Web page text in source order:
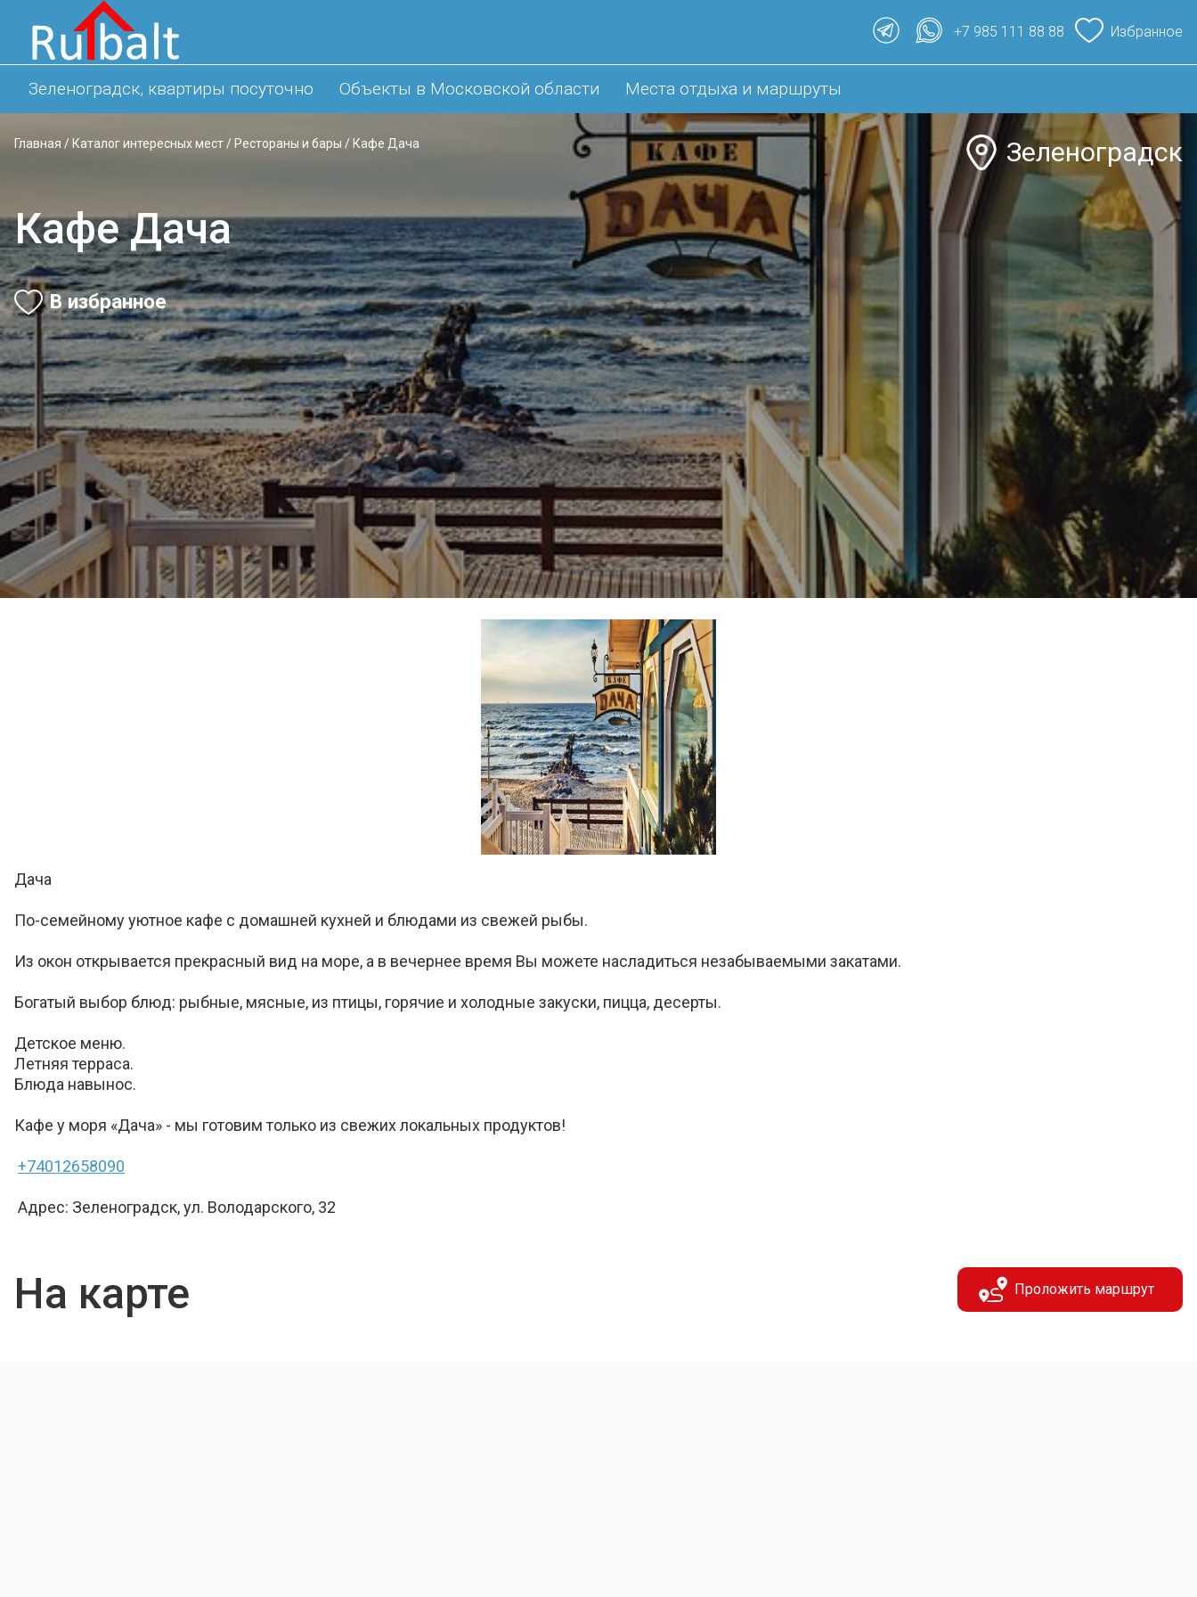
+7 985 111 88 88 Избранное
Зеленоградск, квартиры посуточно Объекты в Московской области Места отдыха и маршруты
Главная / Каталог интересных мест / Рестораны и бары / Кафе Дача Зеленоградск
Кафе Дача
В избранное
Дача
По-семейному уютное кафе с домашней кухней и блюдами из свежей рыбы.
Из окон открывается прекрасный вид на море, а в вечернее время Вы можете насладиться незабываемыми закатами.
Богатый выбор блюд: рыбные, мясные, из птицы, горячие и холодные закуски, пицца, десерты.
Детское меню.
Летняя терраса.
Блюда навынос.
Кафе у моря «Дача» - мы готовим только из свежих локальных продуктов!
+74012658090
Адрес: Зеленоградск, ул. Володарского, 32
На карте Проложить маршрут